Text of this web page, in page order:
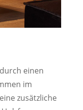
einen
im
zusätzliche